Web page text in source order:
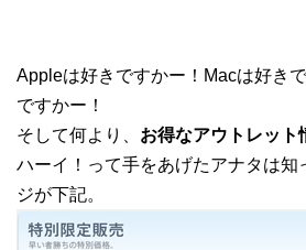
Appleは好きですかー！Macは好き
ですかー！
そして何より、 お得なアウトレット
ハーイ！って手をあげたアナタは知
ジが下記。